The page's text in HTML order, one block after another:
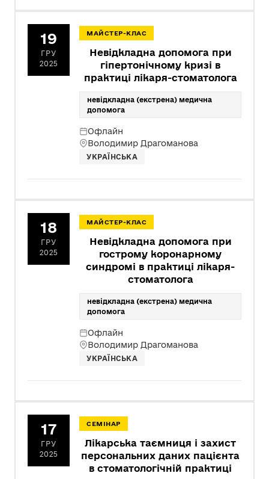
19
ГРУ
2025
МАЙСТЕР-КЛАС
Невідкладна допомога при
гіпертонічному кризі в
практиці лікаря-стоматолога
невідкладна (екстрена) медична
допомога
Офлайн
Володимир Драгоманова
УКРАЇНСЬКА
18
ГРУ
2025
МАЙСТЕР-КЛАС
Невідкладна допомога при
гострому коронарному
синдромі в практиці лікаря-
стоматолога
невідкладна (екстрена) медична
допомога
Офлайн
Володимир Драгоманова
УКРАЇНСЬКА
17
ГРУ
2025
СЕМІНАР
Лікарська таємниця і захист
персональних даних пацієнта
в стоматологічній практиці